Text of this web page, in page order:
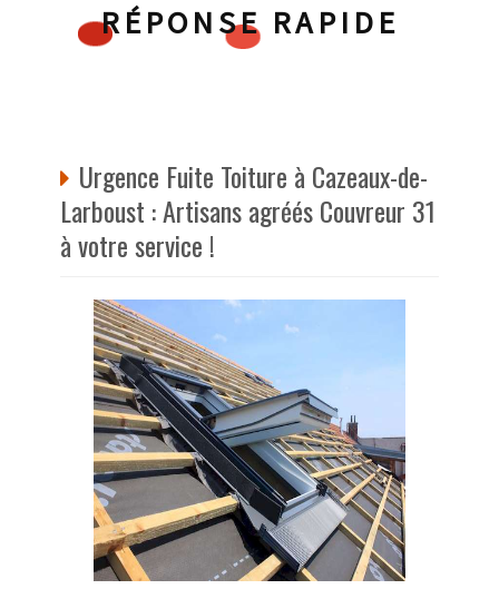
RÉPONSE RAPIDE
Urgence Fuite Toiture à Cazeaux-de-
Larboust : Artisans agréés Couvreur 31
à votre service !